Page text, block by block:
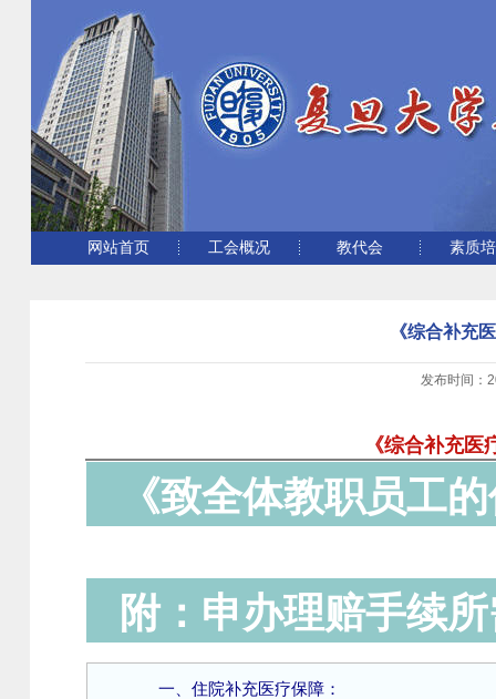
网站首页 工会概况 教代会 素质
《综合补充
发布时间：
《综合补充医
《致全体教职员工
附：申办理赔手续
一、住院补充医疗保障：